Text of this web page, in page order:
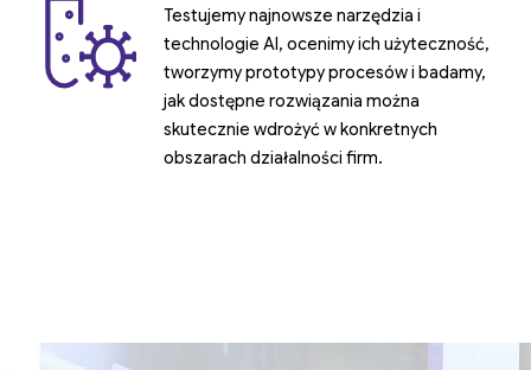
Testujemy najnowsze narzędzia i
technologie AI, ocenimy ich użyteczność,
tworzymy prototypy procesów i badamy,
jak dostępne rozwiązania można
skutecznie wdrożyć w konkretnych
obszarach działalności firm.